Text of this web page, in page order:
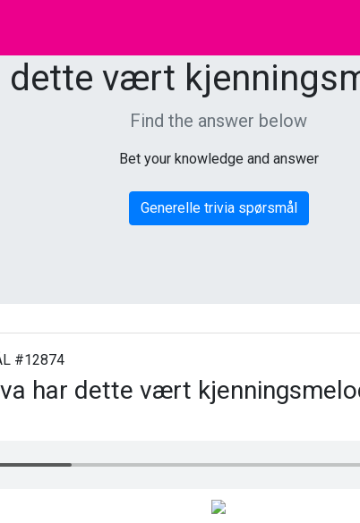
dette vært
Find the answer below
Bet your knowledge and answer
Generelle trivia spørsmål
#12874
har dette vært